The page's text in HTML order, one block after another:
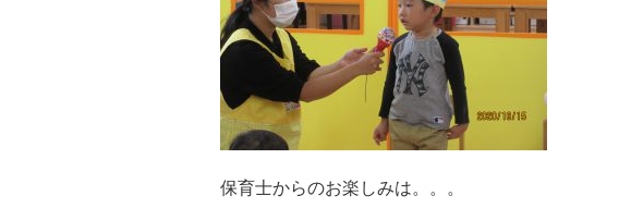
保育士からのお楽しみは。。。